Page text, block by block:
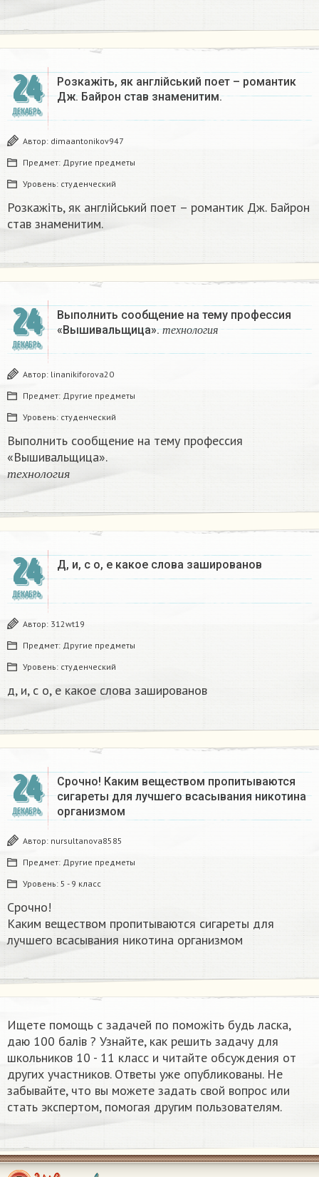
24
ДЕКАБРЬ
Розкажіть, як англійський поет – романтик
Дж. Байрон став знаменитим.​
Автор: dimaantonikov947
Предмет: Другие предметы
Уровень: студенческий
Розкажіть, як англійський поет – романтик Дж. Байрон
став знаменитим.​
24
ДЕКАБРЬ
Выполнить сообщение на тему профессия
«Вышивальщица».т е хн ол о гия
тех но логи я
Автор: linanikiforova20
Предмет: Другие предметы
Уровень: студенческий
Выполнить сообщение на тему профессия
«Вышивальщица».
т ехн ол о г ия
технология
24
ДЕКАБРЬ
Д, и, с о, е какое слова зашированов
Автор: 312wt19
Предмет: Другие предметы
Уровень: студенческий
д, и, с о, е какое слова зашированов
24
ДЕКАБРЬ
Срочно! Каким веществом пропитываются
сигареты для лучшего всасывания никотина
организмом​
Автор: nursultanova8585
Предмет: Другие предметы
Уровень: 5 - 9 класс
Срочно!
Каким веществом пропитываются сигареты для
лучшего всасывания никотина организмом​
Ищете помощь с задачей по поможіть будь ласка,
даю 100 балів ? Узнайте, как решить задачу для
школьников 10 - 11 класс и читайте обсуждения от
других участников. Ответы уже опубликованы. Не
забывайте, что вы можете задать свой вопрос или
стать экспертом, помогая другим пользователям.